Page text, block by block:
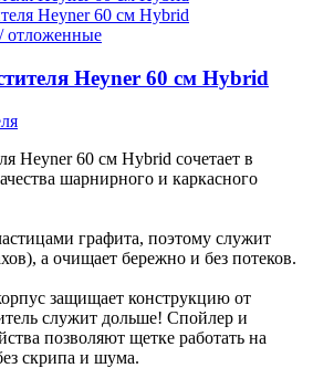
отложенные
Heyner 60 см Hybrid
Heyner 60 см Hybrid сочетает в
шарнирного и каркасного
графита, поэтому служит
а очищает бережно и без потеков.
защищает конструкцию от
служит дольше! Спойлер и
позволяют щетке работать на
скрипа и шума.